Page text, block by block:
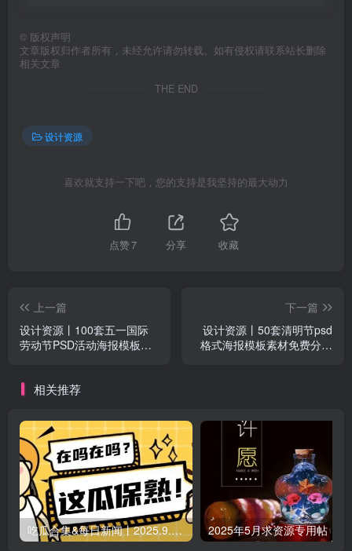
© 版权声明
文章版权归作者所有，未经允许请勿转载。如有侵权请联系站长删除
相关文章
THE END
设计资源
喜欢就支持一下吧，您的支持是我坚持的最大动力
点赞7 分享 收藏
上一篇
设计资源丨100套五一国际
劳动节PSD活动海报模板源
下一篇
设计资源丨50套清明节psd
格式海报模板素材免费分享
相关推荐
吃瓜合集&每日新闻丨2025.9.5 日更新（作者失业期间随缘更新） 2025年5月求资源专用帖